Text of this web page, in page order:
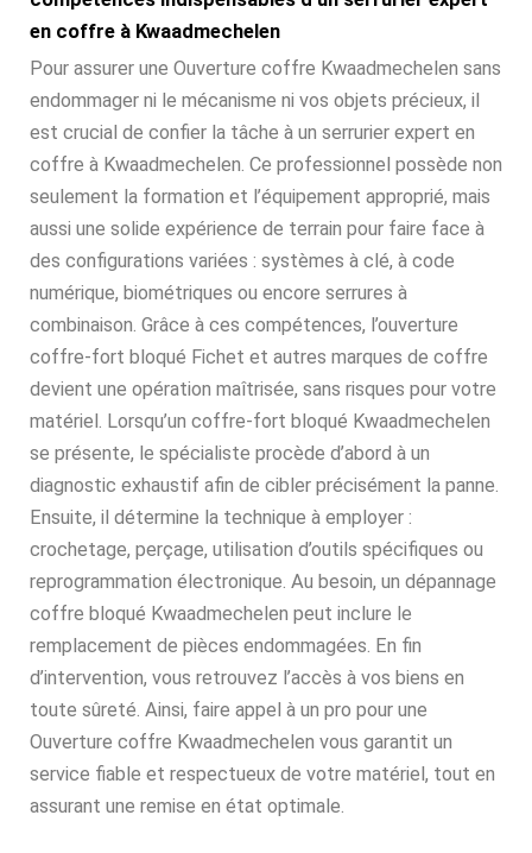
en coffre à Kwaadmechelen
Pour assurer une Ouverture coffre Kwaadmechelen sans
endommager ni le mécanisme ni vos objets précieux, il
est crucial de confier la tâche à un serrurier expert en
coffre à Kwaadmechelen. Ce professionnel possède non
seulement la formation et l’équipement approprié, mais
aussi une solide expérience de terrain pour faire face à
des configurations variées : systèmes à clé, à code
numérique, biométriques ou encore serrures à
combinaison. Grâce à ces compétences, l’ouverture
coffre-fort bloqué Fichet et autres marques de coffre
devient une opération maîtrisée, sans risques pour votre
matériel. Lorsqu’un coffre-fort bloqué Kwaadmechelen
se présente, le spécialiste procède d’abord à un
diagnostic exhaustif afin de cibler précisément la panne.
Ensuite, il détermine la technique à employer :
crochetage, perçage, utilisation d’outils spécifiques ou
reprogrammation électronique. Au besoin, un dépannage
coffre bloqué Kwaadmechelen peut inclure le
remplacement de pièces endommagées. En fin
d’intervention, vous retrouvez l’accès à vos biens en
toute sûreté. Ainsi, faire appel à un pro pour une
Ouverture coffre Kwaadmechelen vous garantit un
service fiable et respectueux de votre matériel, tout en
assurant une remise en état optimale.